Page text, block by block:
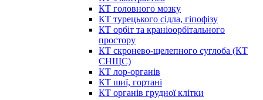
КТ головного мозку
КТ турецького сідла, гіпофізу
КТ орбіт та краніоорбітального
простору
КТ скронево-щелепного суглоба (КТ
СНЩС)
КТ лор-органів
КТ шиї, гортані
КТ органів грудної клітки